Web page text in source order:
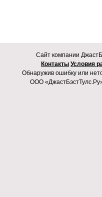
Cайт компании
Контакты Условия
Обнаружив ошибку или
ООО